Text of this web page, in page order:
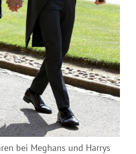
bei Meghans und Harrys